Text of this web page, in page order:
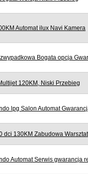
Automat ilux Navi Kamera
Bogata opcja
120KM, Niski Przebieg
lpg Salon Automat
dci 130KM Zabudowa
Automat Serwis gwarancja